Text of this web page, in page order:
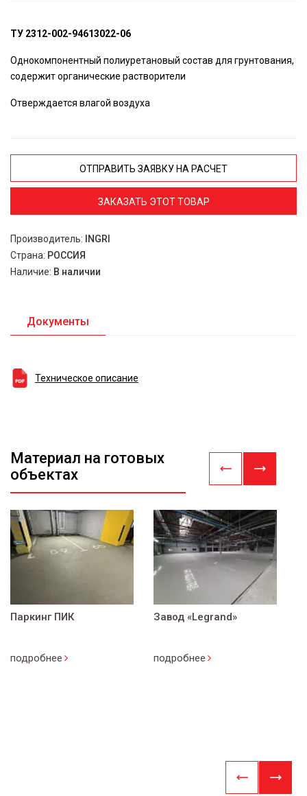
ТУ 2312-002-94613022-06
Однокомпонентный полиуретановый состав для грунтования,
содержит органические растворители
Отверждается влагой воздуха
ОТПРАВИТЬ ЗАЯВКУ НА РАСЧЕТ
ЗАКАЗАТЬ ЭТОТ ТОВАР
Производитель:
INGRI
Страна: РОССИЯ
Наличие: В наличии
Документы
Техническое описание
Материал на готовых
объектах
Паркинг ПИК
подробнее
Завод «Legrand»
подробнее